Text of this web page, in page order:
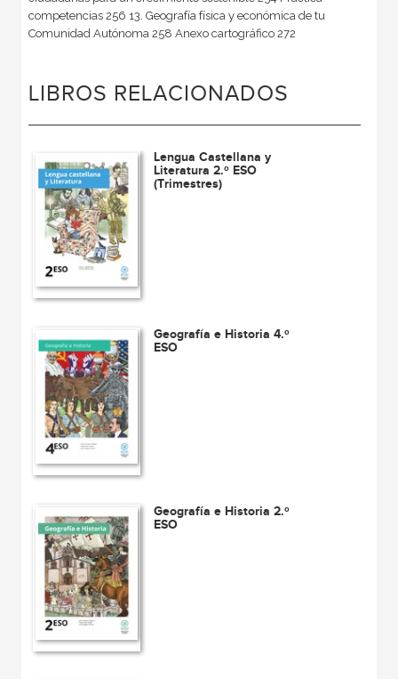
competencias 256 13. Geografía física y económica de tu
Comunidad Autónoma 258 Anexo cartográfico 272
LIBROS RELACIONADOS
Lengua Castellana y
Literatura 2.º ESO
(Trimestres)
Geografía e Historia 4.º
ESO
Geografía e Historia 2.º
ESO